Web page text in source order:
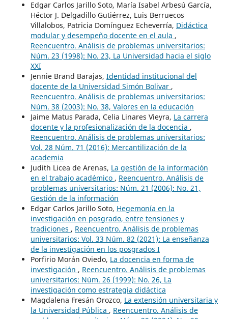
Edgar Carlos Jarillo Soto, María Isabel Arbesú García,
Héctor J. Delgadillo Gutiérrez, Luis Berruecos
Villalobos, Patricia Domínguez Echeverría, Didáctica
modular y desempeño docente en el aula ,
Reencuentro. Análisis de problemas universitarios:
Núm. 23 (1998): No. 23, La Universidad hacia el siglo
XXI
Jennie Brand Barajas, Identidad institucional del
docente de la Universidad Simón Bolivar ,
Reencuentro. Análisis de problemas universitarios:
Núm. 38 (2003): No. 38, Valores en la educación
Jaime Matus Parada, Celia Linares Vieyra, La carrera
docente y la profesionalización de la docencia ,
Reencuentro. Análisis de problemas universitarios:
Vol. 28 Núm. 71 (2016): Mercantilización de la
academia
Judith Licea de Arenas, La gestión de la información
en el trabajo académico , Reencuentro. Análisis de
problemas universitarios: Núm. 21 (2006): No. 21,
Gestión de la información
Edgar Carlos Jarillo Soto, Hegemonía en la
investigación en posgrado, entre tensiones y
tradiciones , Reencuentro. Análisis de problemas
universitarios: Vol. 33 Núm. 82 (2021): La enseñanza
de la investigación en los posgrados I
Porfirio Morán Oviedo, La docencia en forma de
investigación , Reencuentro. Análisis de problemas
universitarios: Núm. 26 (1999): No. 26, La
investigación como estrategia didáctica
Magdalena Fresán Orozco, La extensión universitaria y
la Universidad Pública , Reencuentro. Análisis de